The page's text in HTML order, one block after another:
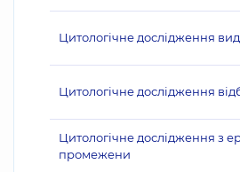
Цитологічне дослідження
Цитологічне дослідження
Цитологічне дослідження з
промежени